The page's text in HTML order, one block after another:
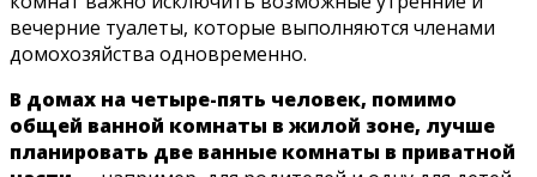
вечерние туалеты, которые выполняются членами
домохозяйства одновременно.
В домах на четыре-пять человек, помимо
общей ванной комнаты в жилой зоне, лучше
планировать две ванные комнаты в приватной